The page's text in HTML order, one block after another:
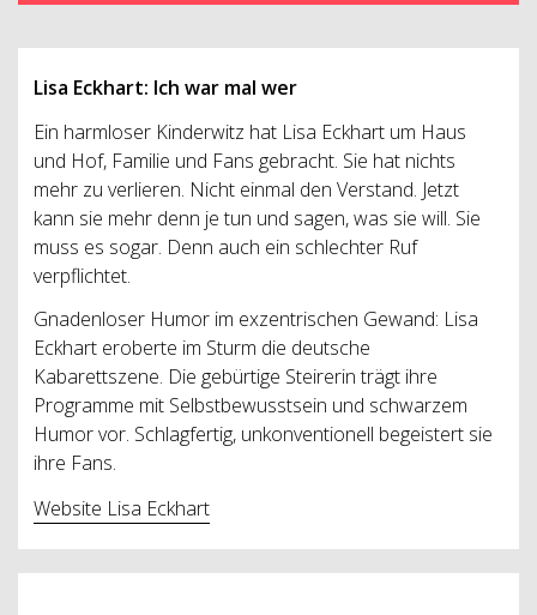
Lisa Eckhart: Ich war mal wer
Ein harmloser Kinderwitz hat Lisa Eckhart um Haus
und Hof, Familie und Fans gebracht. Sie hat nichts
mehr zu verlieren. Nicht einmal den Verstand. Jetzt
kann sie mehr denn je tun und sagen, was sie will. Sie
muss es sogar. Denn auch ein schlechter Ruf
verpflichtet.
Gnadenloser Humor im exzentrischen Gewand: Lisa
Eckhart eroberte im Sturm die deutsche
Kabarettszene. Die gebürtige Steirerin trägt ihre
Programme mit Selbstbewusstsein und schwarzem
Humor vor. Schlagfertig, unkonventionell begeistert sie
ihre Fans.
Website Lisa Eckhart